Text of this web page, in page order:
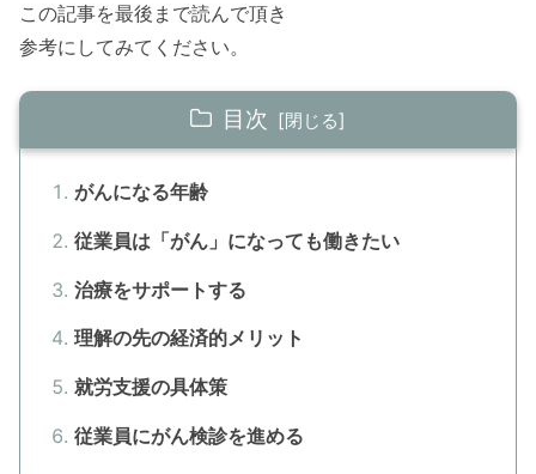
この記事を最後まで読んで頂き
参考にしてみてください。
目次
がんになる年齢
従業員は「がん」になっても働きたい
治療をサポートする
理解の先の経済的メリット
就労支援の具体策
従業員にがん検診を進める